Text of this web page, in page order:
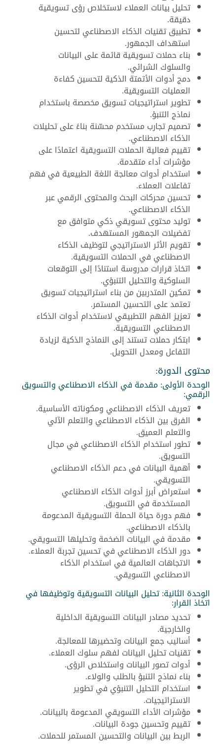
تحليل بيانات العملاء لاستخلاص رؤى تسويقية
دقيقة.
تطبيق تقنيات الذكاء الاصطناعي لتحسين
استهداف الجمهور.
بناء حملات تسويقية قائمة على البيانات
والسلوك الشرائي.
دمج أدوات الأتمتة الذكية لتحسين كفاءة
العمليات التسويقية.
تطوير استراتيجيات تسويق مخصصة باستخدام
نماذج التنبؤ.
تصميم تجارب مستخدم محسّنة بناءً على تحليلات
الذكاء الاصطناعي.
تقييم فعالية الحملات التسويقية اعتمادًا على
مؤشرات أداء متقدمة.
استخدام أدوات معالجة اللغة الطبيعية في فهم
تفاعلات العملاء.
تحسين محركات البحث والمحتوى الرقمي عبر
الذكاء الاصطناعي.
توليد محتوى تسويقي ذكي متوافق مع
تفضيلات الجمهور المستهدف.
تقويم الأثر الاستراتيجي لتوظيف الذكاء
الاصطناعي في الحملات التسويقية.
اتخاذ قرارات مدروسة استنادًا إلى التوقعات
السلوكية والتحليل التنبؤي.
تمكين المتدربين من بناء استراتيجيات تسويق
تعتمد على التحسين المستمر.
تعزيز الفهم التطبيقي لاستخدام أدوات الذكاء
الاصطناعي التسويقية.
ابتكار حملات تستند إلى النماذج الذكية لزيادة
التفاعل ومعدل التحويل.
محتوى الدورة:
الوحدة الأولى: مقدمة في الذكاء الاصطناعي والتسويق
الرقمي:
تعريف الذكاء الاصطناعي ومكوناته الأساسية.
الفرق بين الذكاء الاصطناعي والتعلم الآلي
والتعلم العميق.
تطور استخدام الذكاء الاصطناعي في مجال
التسويق.
أهمية البيانات في دعم الذكاء الاصطناعي
التسويقي.
استعراض أبرز أدوات الذكاء الاصطناعي
المستخدمة في التسويق.
فهم دورة حياة الحملة التسويقية المدعومة
بالذكاء الاصطناعي.
مقدمة في البيانات الضخمة وتحليلها التسويقي.
دور الذكاء الاصطناعي في تحسين تجربة العملاء.
الاتجاهات العالمية في استخدام الذكاء
الاصطناعي التسويقي.
الوحدة الثانية: تحليل البيانات التسويقية وتوظيفها في
اتخاذ القرار:
تحديد مصادر البيانات التسويقية الداخلية
والخارجية.
أساليب جمع البيانات وتحضيرها للمعالجة.
تقنيات تحليل البيانات لفهم سلوك العملاء.
أدوات تصور البيانات واستخلاص الرؤى.
بناء نماذج التنبؤ بالطلب والولاء.
استخدام التحليل التنبؤي في تطوير
الاستراتيجيات.
مؤشرات الأداء التسويقي المدعومة بالبيانات.
تقييم وتحسين جودة البيانات.
الربط بين البيانات والتحسين المستمر للحملات.